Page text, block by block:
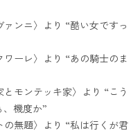
ンニ〉より “酷い女ですっ
ーレ〉より “あの騎士のま
モンテッキ家〉より “こう
機度か”
無題〉より “私は行くが君